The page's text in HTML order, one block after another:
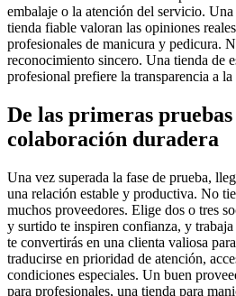
embalaje o la atención del servicio.
tienda fiable valoran las opiniones
profesionales de manicura y pedicura.
reconocimiento sincero. Una tienda de
profesional prefiere la transparencia a
De las primeras
colaboración duradera
Una vez superada la fase de prueba,
una relación estable y productiva. No
muchos proveedores. Elige dos o tres
y surtido te inspiren confianza, y
te convertirás en una clienta valiosa
traducirse en prioridad de atención,
condiciones especiales. Un buen
para profesionales, una tienda para